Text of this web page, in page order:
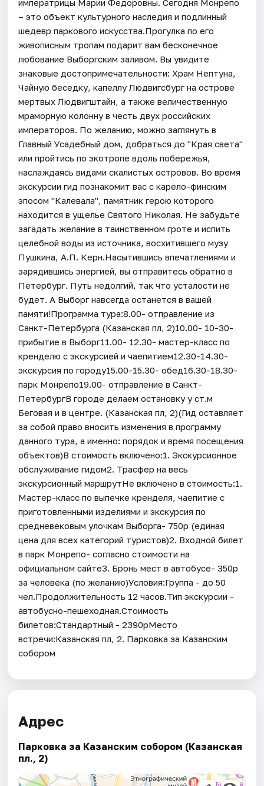
императрицы Марии Федоровны. Сегодня Монрепо
– это объект культурного наследия и подлинный
шедевр паркового искусства.Прогулка по его
живописным тропам подарит вам бесконечное
любование Выборгским заливом. Вы увидите
знаковые достопримечательности: Храм Нептуна,
Чайную беседку, капеллу Людвигсбург на острове
мертвых Людвигштайн, а также величественную
мраморную колонну в честь двух российских
императоров. По желанию, можно заглянуть в
Главный Усадебный дом, добраться до "Края света"
или пройтись по экотропе вдоль побережья,
наслаждаясь видами скалистых островов. Во время
экскурсии гид познакомит вас с карело-финским
эпосом "Калевала", памятник герою которого
находится в ущелье Святого Николая. Не забудьте
загадать желание в таинственном гроте и испить
целебной воды из источника, восхитившего музу
Пушкина, А.П. Керн.Насытившись впечатлениями и
зарядившись энергией, вы отправитесь обратно в
Петербург. Путь недолгий, так что усталости не
будет. А Выборг навсегда останется в вашей
памяти!Программа тура:8.00- отправление из
Санкт-Петербурга (Казанская пл, 2)10.00- 10-30-
прибытие в Выборг11.00- 12.30- мастер-класс по
кренделю с экскурсией и чаепитием12.30-14.30-
экскурсия по городу15.00-15.30- обед16.30-18.30-
парк Монрепо19.00- отправление в Санкт-
ПетербургВ городе делаем остановку у ст.м
Беговая и в центре. (Казанская пл, 2)(Гид оставляет
за собой право вносить изменения в программу
данного тура, а именно: порядок и время посещения
объектов)В стоимость включено:1. Экскурсионное
обслуживание гидом2. Трасфер на весь
экскурсионный маршрутНе включено в стоимость:1.
Мастер-класс по выпечке кренделя, чаепитие с
приготовленными изделиями и экскурсия по
средневековым улочкам Выборга- 750р (единая
цена для всех категорий туристов)2. Входной билет
в парк Монрепо- согласно стоимости на
официальном сайте3. Бронь мест в автобусе- 350р
за человека (по желанию)Условия:Группа - до 50
чел.Продолжительность 12 часов.Тип экскурсии -
автобусно-пешеходная.Стоимость
билетов:Стандартный - 2390рМесто
встречи:Казанская пл, 2. Парковка за Казанским
собором
Адрес
Парковка за Казанским собором (Казанская
пл., 2)